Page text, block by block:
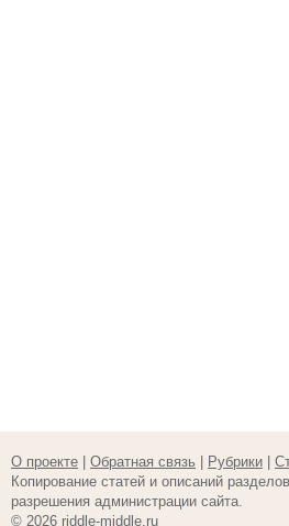
О проекте Обратная связь Рубрики
Копирование статей и описаний
разрешения администрации сайта.
© 2026 riddle-middle.ru